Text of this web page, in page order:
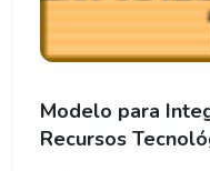
Modelo para
Recursos